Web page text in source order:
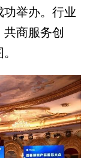
功举办。行业
商服务创